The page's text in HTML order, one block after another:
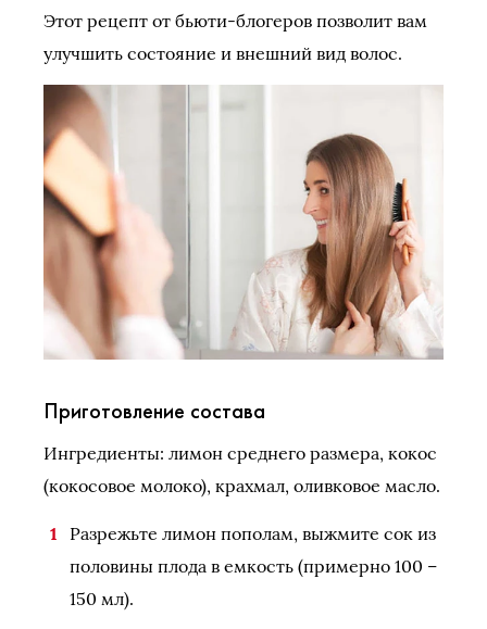
Этот рецепт от бьюти-блогеров позволит вам
улучшить состояние и внешний вид волос.
Приготовление состава
Ингредиенты: лимон среднего размера, кокос
(кокосовое молоко), крахмал, оливковое масло.
Разрежьте лимон пополам, выжмите сок из
половины плода в емкость (примерно 100 –
150 мл).